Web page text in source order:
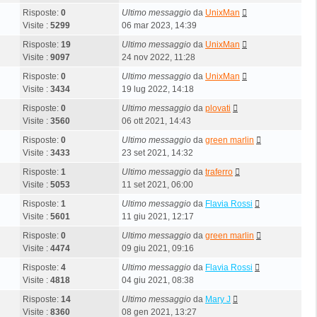
Risposte: 0
Visite : 5299
Ultimo messaggio da UnixMan
06 mar 2023, 14:39
Risposte: 19
Visite : 9097
Ultimo messaggio da UnixMan
24 nov 2022, 11:28
Risposte: 0
Visite : 3434
Ultimo messaggio da UnixMan
19 lug 2022, 14:18
Risposte: 0
Visite : 3560
Ultimo messaggio da plovati
06 ott 2021, 14:43
Risposte: 0
Visite : 3433
Ultimo messaggio da green marlin
23 set 2021, 14:32
Risposte: 1
Visite : 5053
Ultimo messaggio da traferro
11 set 2021, 06:00
Risposte: 1
Visite : 5601
Ultimo messaggio da Flavia Rossi
11 giu 2021, 12:17
Risposte: 0
Visite : 4474
Ultimo messaggio da green marlin
09 giu 2021, 09:16
Risposte: 4
Visite : 4818
Ultimo messaggio da Flavia Rossi
04 giu 2021, 08:38
Risposte: 14
Visite : 8360
Ultimo messaggio da Mary J
08 gen 2021, 13:27